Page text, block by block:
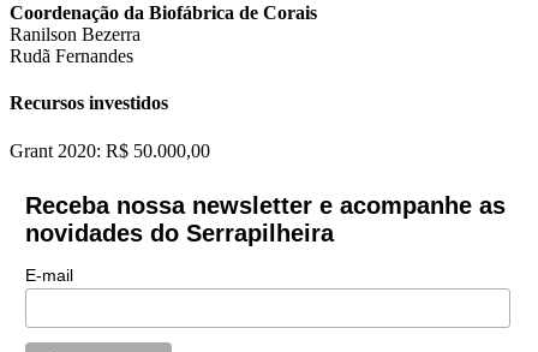
Coordenação da Biofábrica de Corais
Ranilson Bezerra
Rudã Fernandes
Recursos investidos
Grant 2020: R$ 50.000,00
Receba nossa newsletter e acompanhe as
novidades do Serrapilheira
E-mail